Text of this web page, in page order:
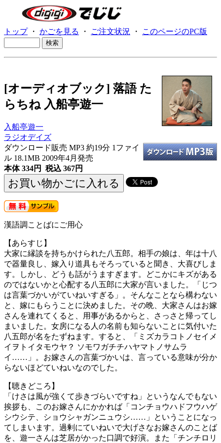
トップ・ かごを見る ・ ご注文状況 ・ このページのPC版
[オーディオブック] 落語 た
らちね 入船亭遊一
入船亭遊一
ラジオデイズ
ダウンロード販売 MP3 約19分 1ファイ
ル 18.1MB 2009年4月発売
本体 334円 税込 367円
漢語調ことばにご用心
【あらすじ】
大家に縁談を持ちかけられた八五郎。相手の娘は、年は十八
で器量良し、嫁入り道具もそろっていると聞き、大喜びしま
す。しかし、どうも話がうますぎます。どこかにキズがある
のではないかと心配する八五郎に大家が言いました。「じつ
は言葉づかいがていねいすぎる」。そんなことなら構わない
と、嫁にもらうことに決めました。その晩、大家さんはお嫁
さんを連れてくると、用事があるからと、さっさと帰ってし
まいました。女房になる人の名前も知らないことに気付いた
八五郎が名をたずねます。すると、「ミズカラコトノセイメ
イヲトイタモウヤ？ ソモワガチチハヤマトノサムラ
イ……」。お嫁さんの言葉づかいは、言っている意味が分か
らないほどていねいなのでした。
【聴きどころ】
「けさは風が強くて歩きづらいですね」というなんでもない
挨拶も、このお嫁さんにかかれば「コンチョウハドフウハゲ
シウシテ、ショウシャガンニュウシ……」ということになっ
てしまいます。過剰にていねいで大げさなお嫁さんのことば
を、遊一さんは芝居がかった口調で好演。また「チンチロリ